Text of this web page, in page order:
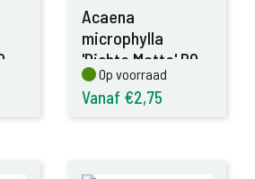
Acaena
microphylla
'Dichte Matte' P9
Op voorraad
Op voorraad
Vanaf €2,75